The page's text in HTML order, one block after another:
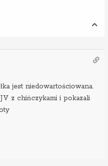
jest niedowartościowana.
z chińczykami i pokazali